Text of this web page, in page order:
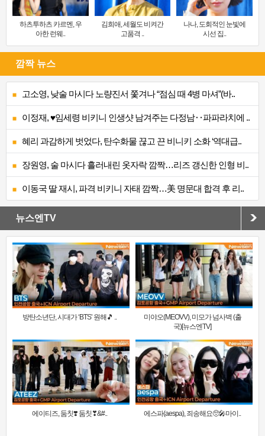
하츠투하츠 카르멘, 우
아한 런웨..
김희애, 세월도 비켜간
고품격 ..
나나, 도회적인 눈빛에
시선 집..
깜짝 뉴스
고소영, 낮술 마시다 노량진서 쫓겨나 “점심 때 4병 마셔”(바..
이정재, ♥임세령 비키니 인생샷 남겨주는 다정남‥파파라치에 ..
혜리 과감하게 벗었다, 탄수화물 끊고 끈 비니키 소화 ‘역대급..
장원영, 술 마시다 흘러내린 옷자락 깜짝…리즈 갱신한 인형 비..
이동국 딸 재시, 파격 비키니 자태 깜짝…美 명문대 합격 후 리..
뉴스엔TV
방탄소년단, 시대가 ‘BTS’ 원해🎵 ..
미야오(MEOVV), 미모가 넘사벽 (출
국)[뉴스엔TV]
에이티즈, 둠칫❣️ 둠칫❣&#.. 에스파(aespa), 죄송해요🥺🎤마이..